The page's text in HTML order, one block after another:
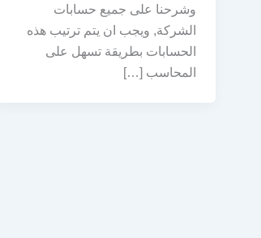
وشرحنا على جميع حسابات
الشركة, ويجب ان يتم ترتيب هذه
الحسابات بطريقة تسهل على
المحاسب […]